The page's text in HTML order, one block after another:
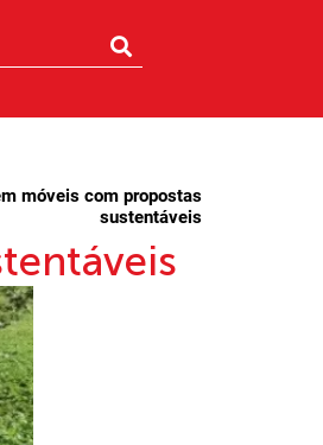
móveis com propostas
sustentáveis